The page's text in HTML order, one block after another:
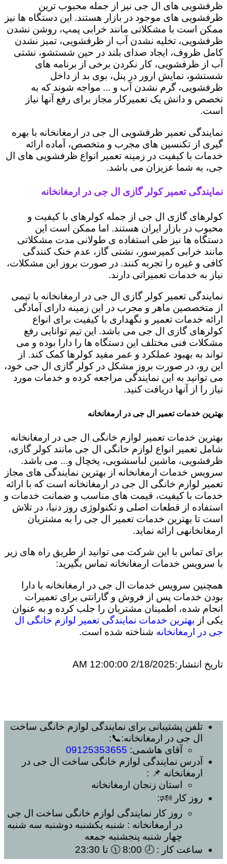
ظرفشویی های ال جی نیز از جمله محبوب ترین
ظرفشویی های موجود در بازار هستند. این دستگاه ها نیز
ممکن است با مشکلاتی مانند خرابی پمپ، روشن نشدن
ظرفشویی، تخلیه نشدن آب از ظرفشویی، تمیز نشدن
کامل ظروف، ایجاد صدای بلند در حین شستشو، نشتی
آب از ظرفشویی، کار نکردن برخی از برنامه های
شستشو، نمایش ارور در پنل، بوی بد از داخل
ظرفشویی، گرم نشدن آب و ... مواجه شوند که به
تخصص و دانش یک تعمیرکار مجاز برای رفع آنها نیاز
است.
نمایندگی تعمیر ظرفشویی ال جی در ارمغانخانه با بهره
گیری از تکنسین های مجرب و متخصص، آماده ارائه
خدمات با کیفیت در زمینه تعمیر انواع ظرفشویی های ال
جی، به شما عزیزان می باشد.
نمایندگی تعمیر کولر گازی ال جی در ارمغانخانه
کولرهای گازی ال جی از جمله کولرهای با کیفیت و
محبوب در بازار ایران هستند. اما ممکن است این
دستگاه ها نیز طی استفاده ی طولانی مدت مشکلاتی
مانند خرابی کمپرسور، نشتی گاز، عدم خنک کنندگی
کافی و غیره را تجربه کنند. در صورت بروز این مشکلات،
نیاز به خدمات تعمیراتی دارند.
نمایندگی تعمیر کولر گازی ال جی در ارمغانخانه با تیمی
از متخصصین ماهر و مجرب در این زمینه دارای آمادگی
ارائه خدمات تعمیر و نگهداری با کیفیت برای انواع
کولرهای گازی ال جی می باشد. این تیم توانایی رفع
مشکلات فنی مختلف این دستگاه ها را دارا بوده و می
تواند به بهبود عملکرد و عمر مفید کولرها کمک کند. از
این رو، در صورت بروز مشکل در کولر گازی ال جی خود،
می توانید به این نمایندگی مراجعه کرده و خدمات مورد
نیاز را از آنها دریافت کنید.
بهترین خدمات تعمیر ال جی در ارمغانخانه
بهترین خدمات تعمیر لوازم خانگی ال جی در ارمغانخانه
شامل تعمیر انواع لوازم خانگی ال جی مانند کولر گازی،
ظرفشویی، ماشین لباسشویی، یخچال و... می باشد.
سرویس خدمات ارمغانخانه از بهترین نمایندگی های مجاز
تعمیر لوازم خانگی ال جی در ارمغانخانه است که با ارائه
خدمات با کیفیت، قیمت های مناسب و ضمانت خدمات و
استفاده از قطعات اصلی و تکنولوژی روز دنیا، در تلاش
است تا بهترین خدمات تعمیر ال جی را به مشتریان
ارمغانخانهی ارائه نماید.
برای تماس با این شرکت می توانید از طریق راه های زیر
با سرویس خدمات ارمغانخانه تماس بگیرید:
همچنین سرویس خدمات ال جی در ارمغانخانه با دارا
بودن خدمات پس از فروش و گارانتی برای تعمیرات
انجام شده، اطمینان مشتریان را جلب کرده و به عنوان
یکی از بهترین خدمات نمایندگی تعمیر لوازم خانگی ال
جی در ارمغانخانه شناخته شده است.
تاریخ انتشار:2/18/2025 12:00:00 AM
تلفن پشتیبانی برای نمایندگی لوازم خانگی ساخت
ال جی در ارمغانخانه:📞:
آقای هاشمی: 09125353655
آدرس نمایندگی لوازم خانگی ساخت ال جی در
ارمغانخانه 📌 :
استان زنجان ارمغانخانه
روز کار 🕬:
روز کار نمایندگی لوازم خانگی ساخت ال جی
در ارمغانخانه : شنبه یکشنبه دوشنبه سه شنبه
چهار شنبه پنجشنبه جمعه
ساعت کار : 🕗 8:00 🕦 تا 23:30